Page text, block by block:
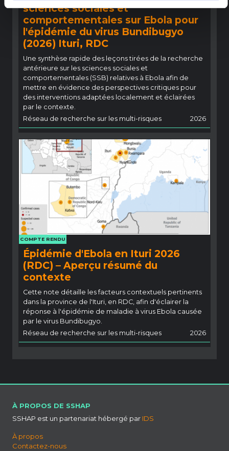
sciences sociales et
comportementales sur Ebola pour
l'épidémie du virus Bundibugyo
(2026) Ituri, RDC
Une synthèse rapide des leçons tirées de la recherche
antérieure sur les sciences sociales et
comportementales (SSB) relatives à Ebola afin de
mettre en évidence des perspectives critiques pour
des interventions adaptées localement et éclairées
par le contexte.
Réseau de recherche sur les multi-risques
2026
COMPTE RENDU
Épidémie d'Ebola en Ituri 2026
(RDC) – Aperçu résumé du
contexte
Cette note détaille les facteurs contextuels pertinents
dans la province de l'Ituri, en RDC, afin d'éclairer la
réponse à l'épidémie de maladie à virus Ebola causée
par le virus Bundibugyo.
Réseau de recherche sur les multi-risques
2026
À PROPOS DE SSHAP
SSHAP est un partenariat hébergé par IDS
À propos
Contactez-nous